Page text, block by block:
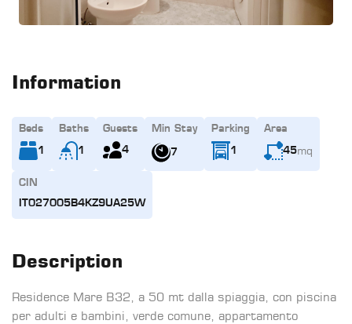
Information
Beds
1
Baths
1
Guests
4
Min Stay
7
Parking
1
Area
45mq
CIN
IT027005B4KZ9UA25W
Description
Residence Mare B32, a 50 mt dalla spiaggia, con piscina
per adulti e bambini, verde comune, appartamento